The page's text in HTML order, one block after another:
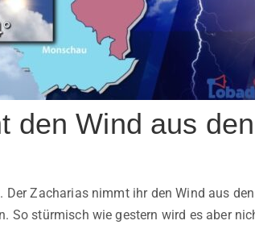
den Wind aus
Zacharias nimmt ihr den Wind aus
So stürmisch wie gestern wird es aber